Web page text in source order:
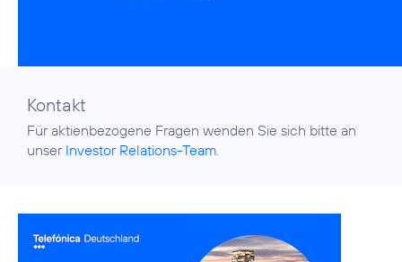
Kontakt
Für aktienbezogene Fragen wenden Sie sich bitte an
unser Investor Relations-Team